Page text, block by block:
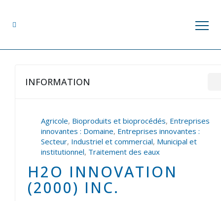
INFORMATION
Agricole, Bioproduits et bioprocédés, Entreprises
innovantes : Domaine, Entreprises innovantes :
Secteur, Industriel et commercial, Municipal et
institutionnel, Traitement des eaux
H2O INNOVATION
(2000) INC.